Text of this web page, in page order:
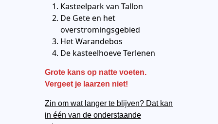
Kasteelpark van Tallon
De Gete en het
overstromingsgebied
Het Warandebos
De kasteelhoeve Terlenen
Grote kans op natte voeten.
Vergeet je laarzen niet!
Zin om wat langer te blijven? Dat kan
in één van de onderstaande